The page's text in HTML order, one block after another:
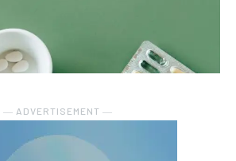
― ADVERTISEMENT ―